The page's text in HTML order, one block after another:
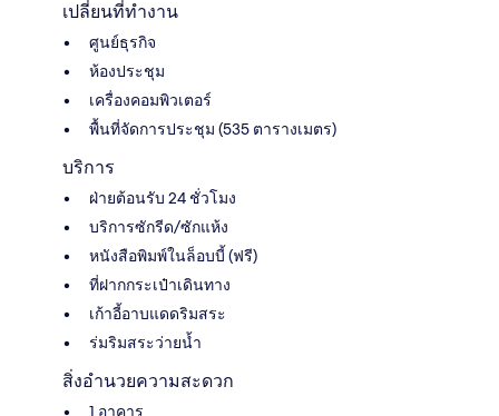
เปลี่ยนที่ทำงาน
ศูนย์ธุรกิจ
ห้องประชุม
เครื่องคอมพิวเตอร์
พื้นที่จัดการประชุม (535 ตารางเมตร)
บริการ
ฝ่ายต้อนรับ 24 ชั่วโมง
บริการซักรีด/ซักแห้ง
หนังสือพิมพ์ในล็อบบี้ (ฟรี)
ที่ฝากกระเป๋าเดินทาง
เก้าอี้อาบแดดริมสระ
ร่มริมสระว่ายน้ำ
สิ่งอำนวยความสะดวก
1 อาคาร